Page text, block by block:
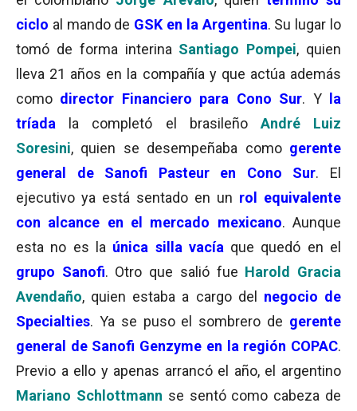
ciclo al mando de GSK en la Argentina. Su lugar lo
tomó de forma interina Santiago Pompei, quien
lleva 21 años en la compañía y que actúa además
como director Financiero para Cono Sur. Y
la
tríada la completó el brasileño André Luiz
Soresini, quien se desempeñaba como gerente
general de Sanofi Pasteur en Cono Sur. El
ejecutivo ya está sentado en un rol equivalente
con alcance en el mercado mexicano. Aunque
esta no es la única silla vacía que quedó en el
grupo Sanofi. Otro que salió fue Harold Gracia
Avendaño, quien estaba a cargo del negocio de
Specialties. Ya se puso el sombrero de gerente
general de Sanofi Genzyme en la región COPAC.
Previo a ello y apenas arrancó el año, el argentino
Mariano Schlottmann se sentó como cabeza de